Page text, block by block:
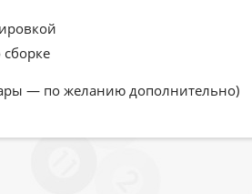
— по желанию дополнительно)